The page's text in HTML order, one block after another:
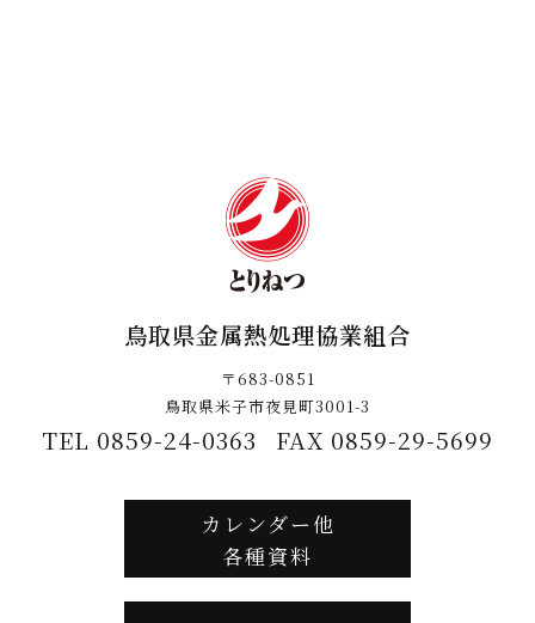
鳥取県金属熱処理協業組合
〒683-0851
鳥取県米子市夜見町3001-3
TEL 0859-24-0363 FAX 0859-29-5699
カレンダー他
各種資料